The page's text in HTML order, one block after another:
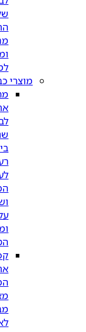
מוצרי